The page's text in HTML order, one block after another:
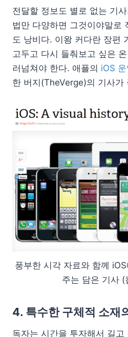
전달할 정보도 별로 없는 기
법만 다양하면 그것이야말로
도 낭비다. 이왕 커다란 장편
고두고 다시 들춰보고 싶은
러넘쳐야 한다. 애플의 iOS
한 버지(TheVerge)의 기사가
풍부한 시각 자료와 함께
주는 담은 기사 (
4. 특수한 구체적 소재
독자는 시간을 투자해서 길고